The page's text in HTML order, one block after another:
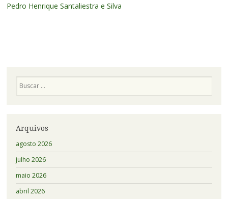
Pedro Henrique Santaliestra e Silva
Arquivos
agosto 2026
julho 2026
maio 2026
abril 2026